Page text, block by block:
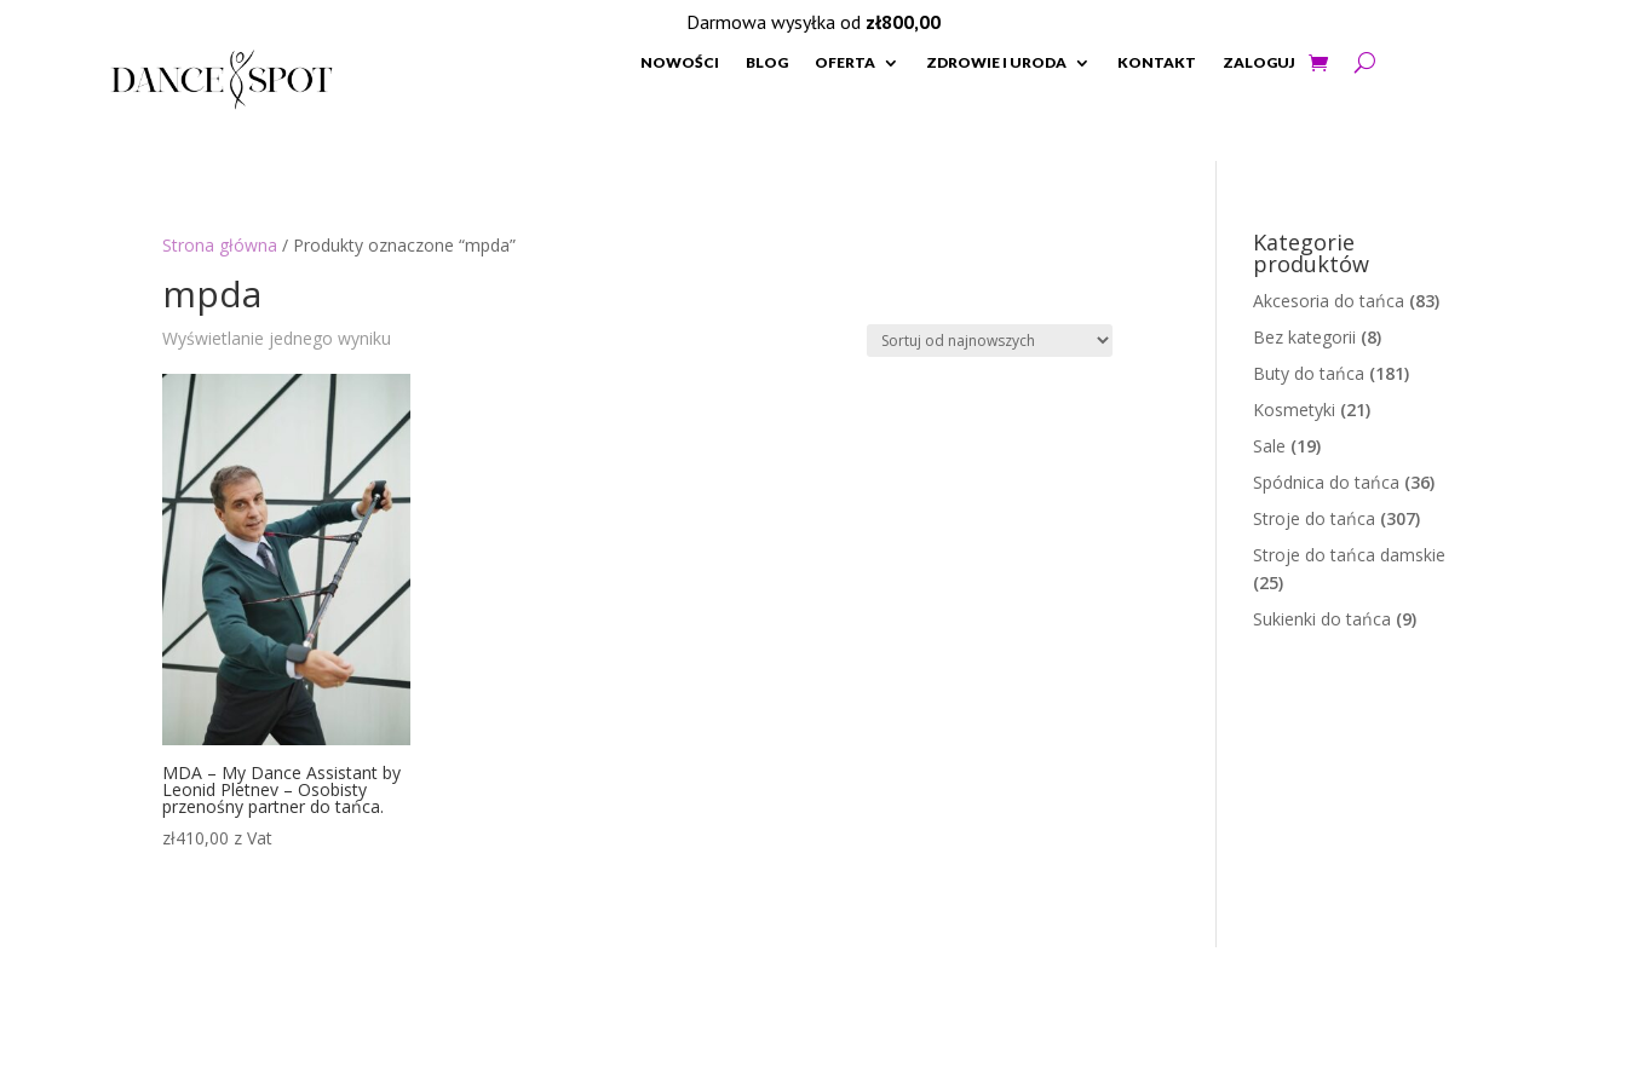
NOWOŚCI BLOG OFERTA ZDROWIE I URODA KONTAKT ZALOGUJ
Strona główna / Produkty oznaczone “mpda”
mpda
Wyświetlanie jednego wyniku
MDA – My Dance Assistant by
Leonid Pletnev – Osobisty
przenośny partner do tańca.
zł410,00 z Vat
Kategorie
produktów
Akcesoria do tańca (83)
Bez kategorii (8)
Buty do tańca (181)
Kosmetyki (21)
Sale (19)
Spódnica do tańca (36)
Stroje do tańca (307)
Stroje do tańca damskie
(25)
Sukienki do tańca (9)
Darmowa wysyłka od zł800,00